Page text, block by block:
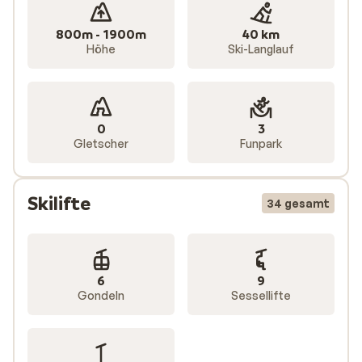
800m - 1900m
Höhe
40 km
Ski-Langlauf
0
Gletscher
3
Funpark
Skilifte 34 gesamt
6
Gondeln
9
Sessellifte